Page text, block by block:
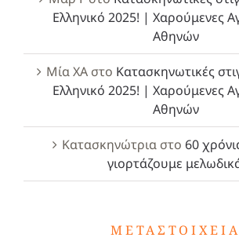
Ελληνικό 2025! | Χαρούμενες
Αθηνών
Μία ΧΑστο Κατασκηνωτικές
Ελληνικό 2025! | Χαρούμενες
Αθηνών
Κατασκηνώτρια στο 60
γιορτάζουμε
ΜΕΤΑΣΤΟΙΧΕΊΑ